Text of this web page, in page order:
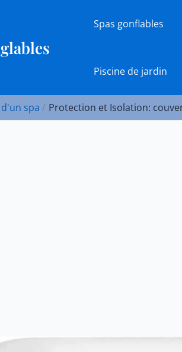
Spas gonflables
Piscine de jardin
spa Protection et Isolation: